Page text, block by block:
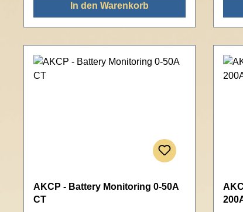
In den Warenkorb
AKCP - Battery Monitoring 0-50A
CT